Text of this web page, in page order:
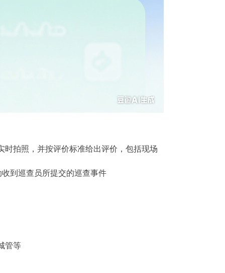
拍照，并按评价标准给出评价，包括现场
到巡查员所提交的巡查事件
管等